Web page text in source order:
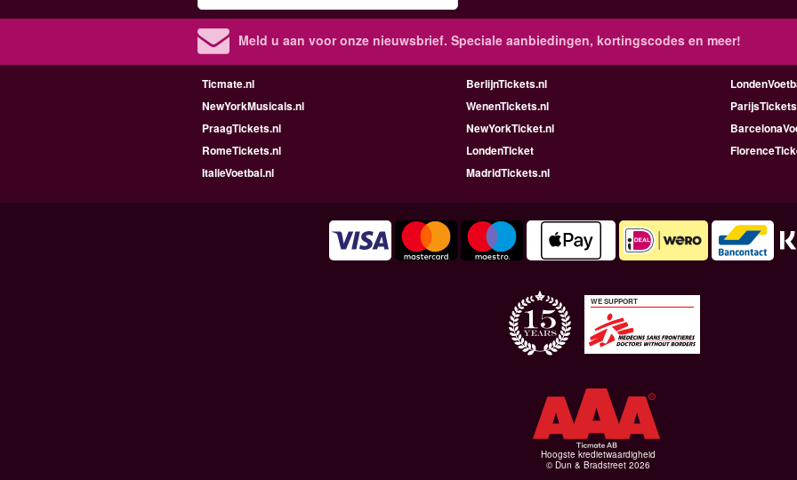
Meld u aan voor onze nieuwsbrief. Speciale aanbiedingen, kortingscodes en meer!
Ticmate.nl BerlijnTickets.nl
NewYorkMusicals.nl
WenenTickets.nl
PraagTickets.nl
NewYorkTicket.nl
RomeTickets.nl
LondenTicket
ItalieVoetbal.nl
MadridTickets.nl
WE SUPPORT
Hoogste kredietwaardigheid
© Dun & Bradstreet 2026